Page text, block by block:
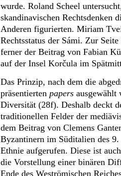
wurde. Roland Scheel
skandinavischen Rechtsdenken
Anderen figurierten. Miriam
Rechtsstatus der Sámi. Zur
ferner der Beitrag von Fabian
auf der Insel Korčula im
Das Prinzip, nach dem die
präsentierten papers ausgewählt
Diversität (28f). Deshalb deckt
traditionellen Felder der
dem Beitrag von Clemens
Byzantinern im Süditalien des
Ethnie aufgerufen. Diese ist
die Vorstellung einer binären
Ende des Weströmischen